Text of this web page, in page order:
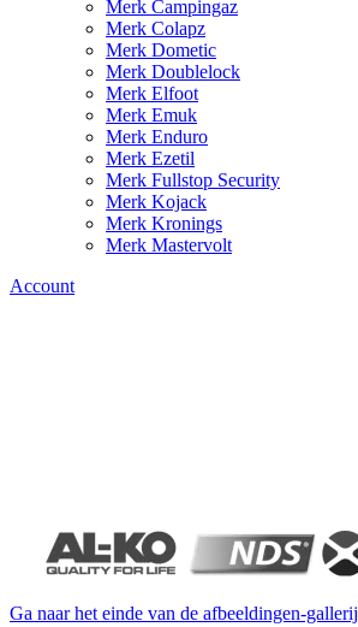
Merk Campingaz
Merk Colapz
Merk Dometic
Merk Doublelock
Merk Elfoot
Merk Emuk
Merk Enduro
Merk Ezetil
Merk Fullstop Security
Merk Kojack
Merk Kronings
Merk Mastervolt
Account
Ga naar het einde van de afbeeldingen-gallerij